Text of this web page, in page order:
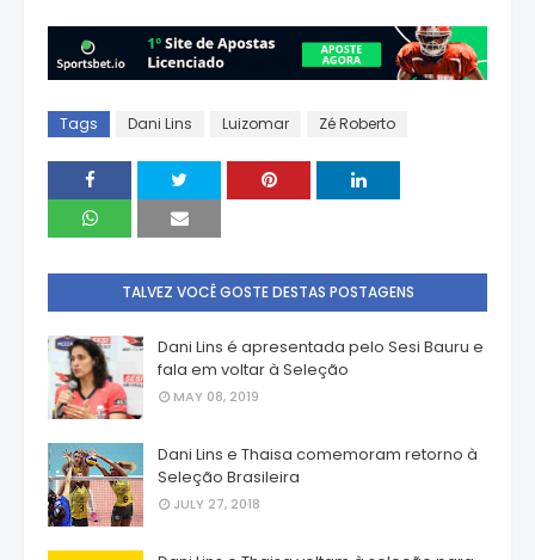
Tags Dani Lins Luizomar Zé Roberto
TALVEZ VOCÊ GOSTE DESTAS POSTAGENS
Dani Lins é apresentada pelo Sesi Bauru e
fala em voltar à Seleção
MAY 08, 2019
Dani Lins e Thaisa comemoram retorno à
Seleção Brasileira
JULY 27, 2018